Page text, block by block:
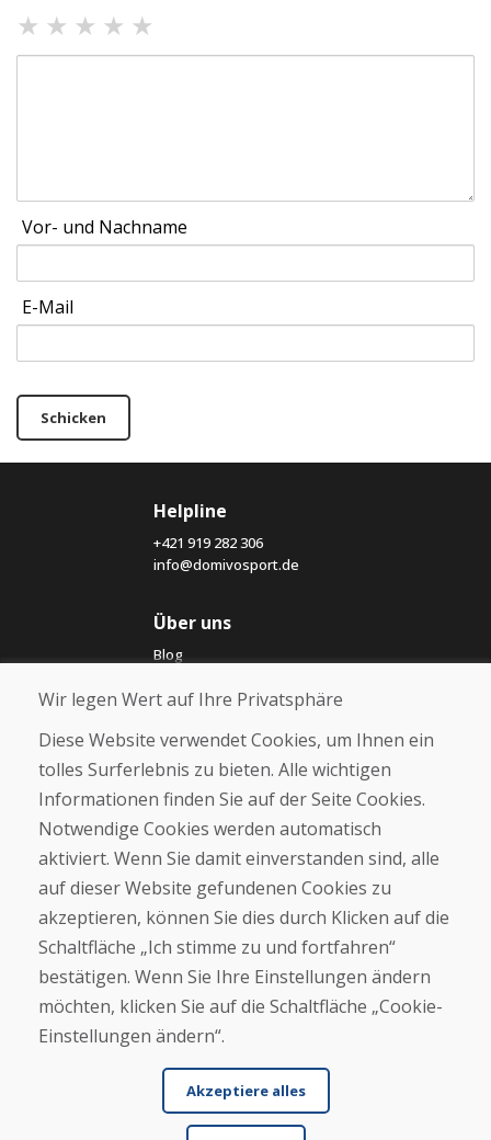
★ ★ ★ ★ ★
Vor- und Nachname
E-Mail
Schicken
Helpline
+421 919 282 306
info@domivosport.de
Über uns
Blog
Geschäft
Kaufen
E-Shop
Impressum
Geschäftsbedingungen
Zahlung
Beschwerde
Rückgabe und Umtausch von Waren
Cookies
Wir legen Wert auf Ihre Privatsphäre
Diese Website verwendet Cookies, um Ihnen ein
tolles Surferlebnis zu bieten. Alle wichtigen
Informationen finden Sie auf der Seite Cookies.
Notwendige Cookies werden automatisch
aktiviert. Wenn Sie damit einverstanden sind, alle
auf dieser Website gefundenen Cookies zu
akzeptieren, können Sie dies durch Klicken auf die
Schaltfläche „Ich stimme zu und fortfahren“
bestätigen. Wenn Sie Ihre Einstellungen ändern
möchten, klicken Sie auf die Schaltfläche „Cookie-
Einstellungen ändern“.
Akzeptiere alles